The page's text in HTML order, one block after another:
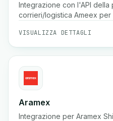
Integrazione con l'API della
corrieri/logistica Ameex
VISUALIZZA DETTAGLI
Aramex
Integrazione per Aramex